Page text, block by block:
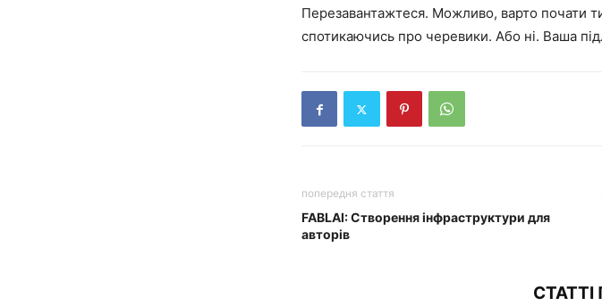
Перезавантажтеся. Можливо, варто почати
спотикаючись про черевики. Або ні. Ваша
попередня стаття
FABLAI: Створення інфраструктури для
авторів
СТАТТІ